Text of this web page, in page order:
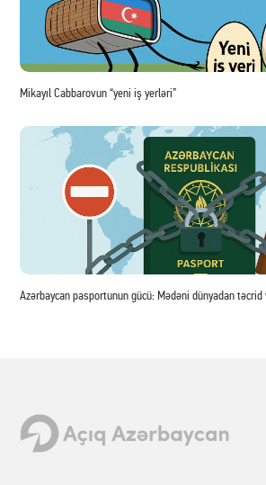
Mikayıl Cabbarovun “yeni iş yerləri”
Azərbaycan pasportunun gücü: Mədəni dünyadan təcrid